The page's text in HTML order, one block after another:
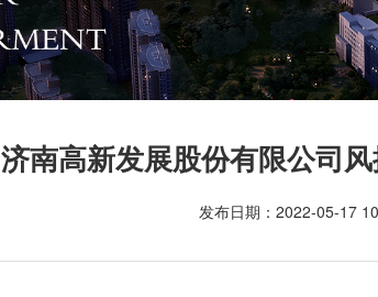
济南高新发展股份有限公司
发布日期：2022-05-17